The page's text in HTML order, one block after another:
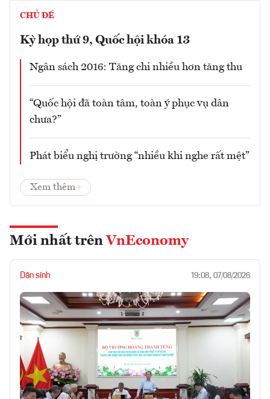
CHỦ ĐỀ
Kỳ họp thứ 9, Quốc hội khóa 13
Ngân sách 2016: Tăng chi nhiều hơn tăng thu
“Quốc hội đã toàn tâm, toàn ý phục vụ dân
chưa?”
Phát biểu nghị trường “nhiều khi nghe rất mệt”
Xem thêm
Mới nhất trên VnEconomy
Dân sinh 19:08, 07/08/2026